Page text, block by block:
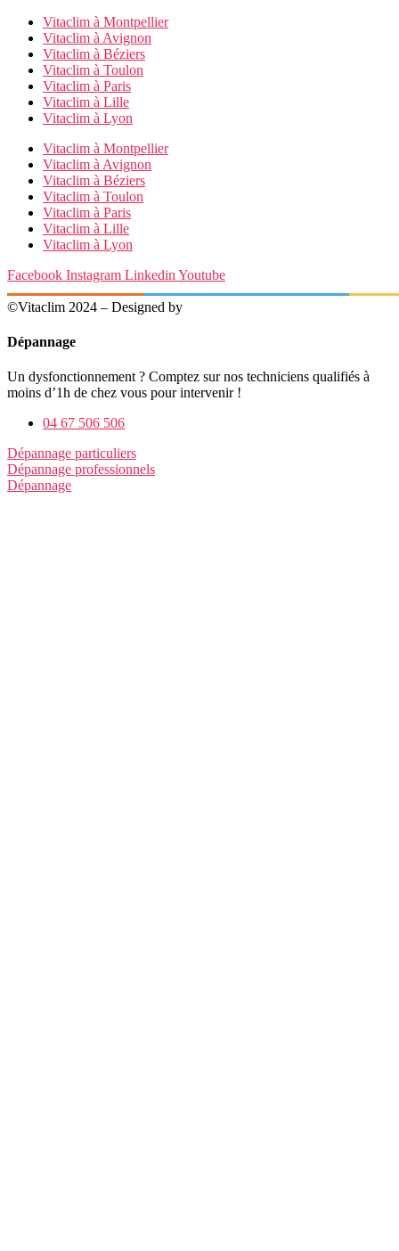
Vitaclim à Montpellier
Vitaclim à Avignon
Vitaclim à Béziers
Vitaclim à Toulon
Vitaclim à Paris
Vitaclim à Lille
Vitaclim à Lyon
Vitaclim à Montpellier
Vitaclim à Avignon
Vitaclim à Béziers
Vitaclim à Toulon
Vitaclim à Paris
Vitaclim à Lille
Vitaclim à Lyon
Facebook Instagram Linkedin Youtube
©Vitaclim 2024 – Designed by
Dépannage
Un dysfonctionnement ? Comptez sur nos techniciens qualifiés à
moins d’1h de chez vous pour intervenir !
04 67 506 506
Dépannage particuliers
Dépannage professionnels
Dépannage